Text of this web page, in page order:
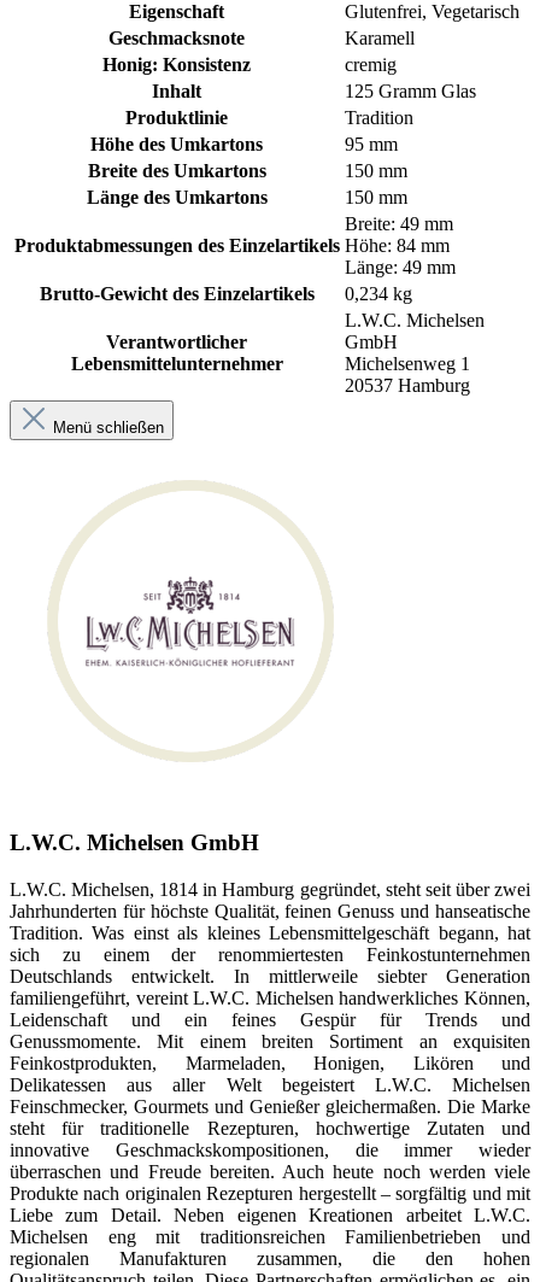
Eigenschaft Glutenfrei, Vegetarisch
Geschmacksnote
Karamell
Honig: Konsistenz
cremig
Inhalt
125 Gramm Glas
Produktlinie
Tradition
Höhe des Umkartons
95 mm
Breite des Umkartons
150 mm
Länge des Umkartons
150 mm
Produktabmessungen des Einzelartikels
Breite: 49 mm
Höhe: 84 mm
Länge: 49 mm
Brutto-Gewicht des Einzelartikels
0,234 kg
Verantwortlicher
Lebensmittelunternehmer
L.W.C. Michelsen
GmbH
Michelsenweg 1
20537 Hamburg
Menü schließen
L.W.C. Michelsen GmbH
L.W.C. Michelsen, 1814 in Hamburg gegründet, steht seit über zwei
Jahrhunderten für höchste Qualität, feinen Genuss und hanseatische
Tradition. Was einst als kleines Lebensmittelgeschäft begann, hat
sich zu einem der renommiertesten Feinkostunternehmen
Deutschlands entwickelt. In mittlerweile siebter Generation
familiengeführt, vereint L.W.C. Michelsen handwerkliches Können,
Leidenschaft und ein feines Gespür für Trends und
Genussmomente. Mit einem breiten Sortiment an exquisiten
Feinkostprodukten, Marmeladen, Honigen, Likören und
Delikatessen aus aller Welt begeistert L.W.C. Michelsen
Feinschmecker, Gourmets und Genießer gleichermaßen. Die Marke
steht für traditionelle Rezepturen, hochwertige Zutaten und
innovative Geschmackskompositionen, die immer wieder
überraschen und Freude bereiten. Auch heute noch werden viele
Produkte nach originalen Rezepturen hergestellt – sorgfältig und mit
Liebe zum Detail. Neben eigenen Kreationen arbeitet L.W.C.
Michelsen eng mit traditionsreichen Familienbetrieben und
regionalen Manufakturen zusammen, die den hohen